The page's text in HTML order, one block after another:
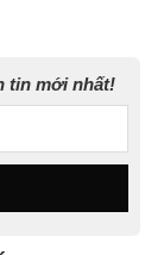
tin mới nhất!